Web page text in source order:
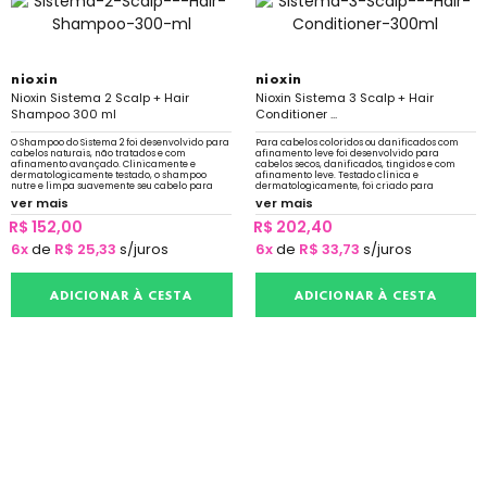
nioxin
Nioxin Sistema 2 Scalp + Hair
Shampoo 300 ml
O Shampoo do Sistema 2 foi desenvolvido para
cabelos naturais, não tratados e com
afinamento avançado. Clinicamente e
dermatologicamente testado, o shampoo
nutre e limpa suavemente seu cabelo para
prevenir o sebo que obstrui os folículos
ver mais
R$ 152,00
6xde R$ 25,33 s/juros
ADICIONAR À CESTA
nioxin
Nioxin Sistema 3 Scalp + Hair
Conditioner ...
Para cabelos coloridos ou danificados com
afinamento leve foi desenvolvido para
cabelos secos, danificados, tingidos e com
afinamento leve. Testado clínica e
dermatologicamente, foi criado para
amplificar a textura do cabelo e fortalecer a
resiliência
ver mais
R$ 202,40
6xde R$ 33,73 s/juros
ADICIONAR À CESTA